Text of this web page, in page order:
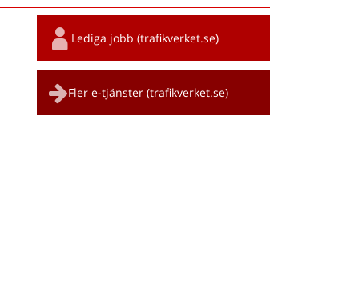
Snabblänkar
Lediga jobb (trafikverket.se)
Fler e-tjänster (trafikverket.se)